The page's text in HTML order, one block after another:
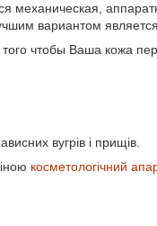
вариантом
чтобы Ваша кожа
вугрів і прищів.
косметологічний